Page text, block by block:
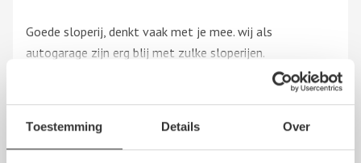
Toestemming Details Over
Goede sloperij, denkt vaak met je mee. wij als
autogarage zijn erg blij met zulke sloperijen.
Toon meer